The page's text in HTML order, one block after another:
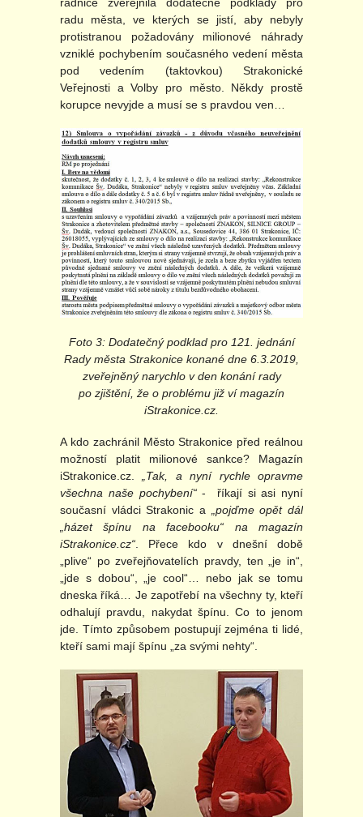
radu města, ve kterých se jistí, aby nebyly
protistranou požadovány milionové náhrady
vzniklé pochybením současného vedení města
pod vedením (taktovkou) Strakonické
Veřejnosti a Volby pro město. Někdy prostě
korupce nevyjde a musí se s pravdou ven…
Foto 3: Dodatečný podklad pro 121. jednání
Rady města Strakonice konané dne 6.3.2019,
zveřejněný narychlo v den konání rady
po zjištění, že o problému již ví magazín
iStrakonice.cz.
A kdo zachránil Město Strakonice před reálnou
možností platit milionové sankce? Magazín
iStrakonice.cz.„Tak, a nyní rychle opravme
všechna naše pochybení“- říkají si asi nyní
současní vládci Strakonic a „pojďme opět dál
„házet špínu na facebooku“ na magazín
iStrakonice.cz“. Přece kdo v dnešní době
„plive“ po zveřejňovatelích pravdy, ten „je in“,
„jde s dobou“, „je cool“… nebo jak se tomu
dneska říká… Je zapotřebí na všechny ty, kteří
odhalují pravdu, nakydat špínu. Co to jenom
jde. Tímto způsobem postupují zejména ti lidé,
kteří sami mají špínu „za svými nehty“.